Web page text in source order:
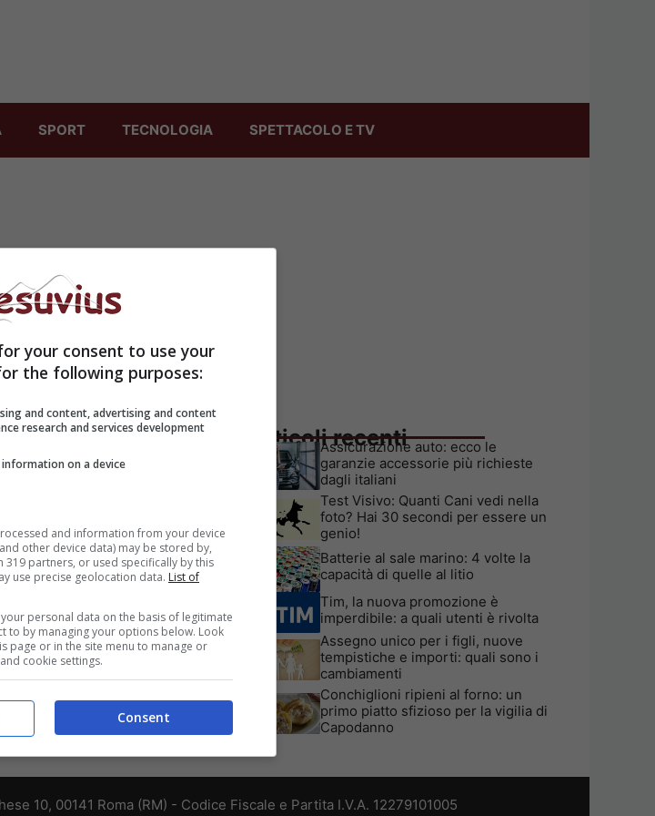
SPORT TECNOLOGIA SPETTACOLO E TV
Articoli recenti
Assicurazione auto: ecco le
garanzie accessorie più richieste
dagli italiani
Test Visivo: Quanti Cani vedi nella
foto? Hai 30 secondi per essere un
genio!
Batterie al sale marino: 4 volte la
capacità di quelle al litio
Tim, la nuova promozione è
imperdibile: a quali utenti è rivolta
Assegno unico per i figli, nuove
tempistiche e importi: quali sono i
cambiamenti
Conchiglioni ripieni al forno: un
primo piatto sfizioso per la vigilia di
Capodanno
10, 00141 Roma (RM) - Codice Fiscale e Partita I.V.A. 12279101005
your consent to use your
the following purposes:
and content, advertising and content
research and services development
on a device
and information from your device
other device data) may be stored by,
319 partners, or used specifically by this
use precise geolocation data. List of
personal data on the basis of legitimate
to by managing your options below. Look
page or in the site menu to manage or
cookie settings.
Consent